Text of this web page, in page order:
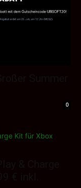
0